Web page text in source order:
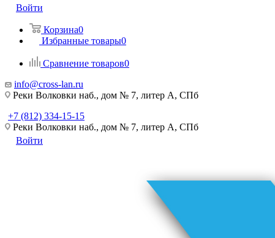
Войти
Корзина0
Избранные товары0
Сравнение товаров0
info@cross-lan.ru
Реки Волковки наб., дом № 7, литер А, СПб
+7 (812) 334-15-15
Реки Волковки наб., дом № 7, литер А, СПб
Войти